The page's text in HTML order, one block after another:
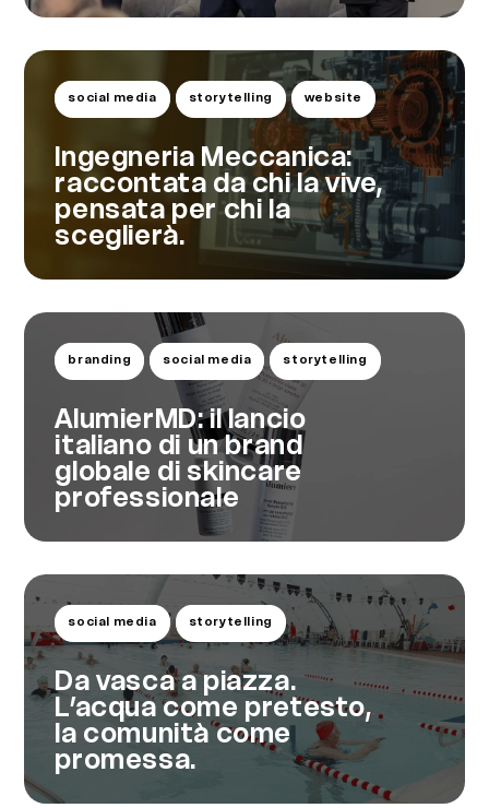
social media storytelling website
Ingegneria Meccanica:
raccontata da chi la vive,
pensata per chi la
sceglierà.
branding social media storytelling
AlumierMD: il lancio
italiano di un brand
globale di skincare
professionale
social media storytelling
Da vasca a piazza.
L’acqua come pretesto,
la comunità come
promessa.